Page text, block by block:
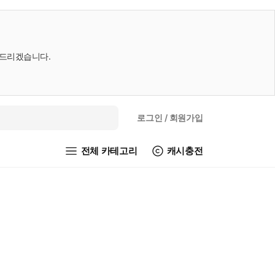
리겠습니다.
로그인 / 회원가입
전체 카테고리 캐시충전